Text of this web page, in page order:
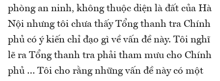
phòng an ninh, không thuộc diện là đất của Hà
Nội nhưng tôi chưa thấy Tổng thanh tra Chính
phủ có ý kiến chỉ đạo gì về vấn đề này. Tôi nghĩ
lẽ ra Tổng thanh tra phải tham mưu cho Chính
phủ … Tôi cho rằng những vấn đề này có một